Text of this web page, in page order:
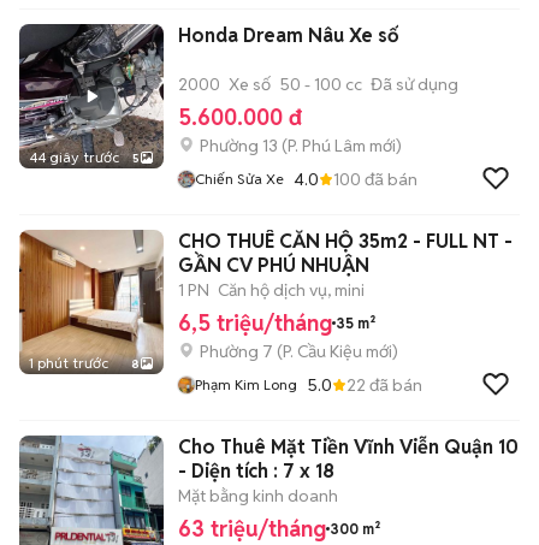
44 giây trước 5
Honda Dream Nâu Xe số
2000 Xe số 50 - 100 cc Đã sử dụng
5.600.000 đ
Phường 13 (P. Phú Lâm mới)
Chiến Sửa Xe 4.0 100 đã bán
1 phút trước 8
CHO THUÊ CĂN HỘ 35m2 - FULL NT -
GẦN CV PHÚ NHUẬN
1 PN Căn hộ dịch vụ, mini
6,5 triệu/tháng 35 m²
Phường 7 (P. Cầu Kiệu mới)
Phạm Kim Long 5.0 22 đã bán
Cho Thuê Mặt Tiền Vĩnh Viễn Quận 10
- Diện tích : 7 x 18
Mặt bằng kinh doanh
63 triệu/tháng 300 m²